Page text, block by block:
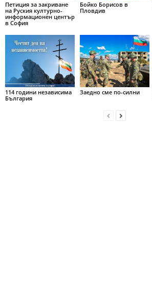
Петиция за закриване
на Руския културно-
информационен център
в София
Бойко Борисов в
Пловдив
114 години независима
България
Заедно сме по-силни